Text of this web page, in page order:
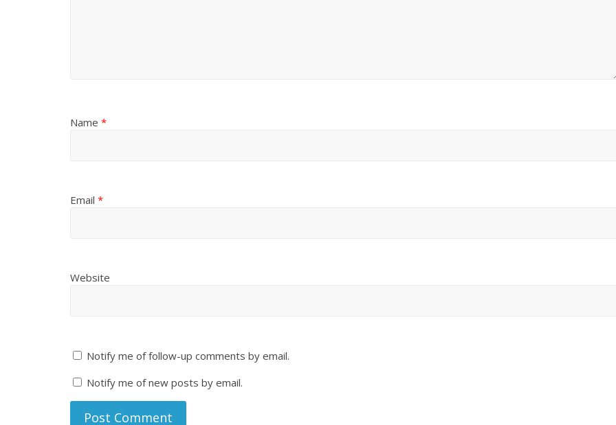
Name *
Email *
Website
Notify me of follow-up comments by email.
Notify me of new posts by email.